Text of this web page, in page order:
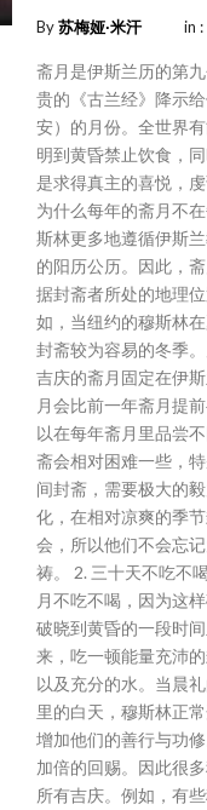
By苏梅娅∙米汗 in :
斋月是伊斯兰历的第
贵的《古兰经》降示
安）的月份。全世界
明到黄昏禁止饮食，
是求得真主的喜悦，
为什么每年的斋月不
斯林更多地遵循伊斯
的阳历公历。因此，
据封斋者所处的地理
如，当纽约的穆斯林
封斋较为容易的冬季
吉庆的斋月固定在伊
月会比前一年斋月提
以在每年斋月里品尝
斋会相对困难一些，
间封斋，需要极大的
化，在相对凉爽的季
会，所以他们不会忘
祷。 2. 三十天不吃不
月不吃不喝，因为这
破晓到黄昏的一段时
来，吃一顿能量充沛
以及充分的水。当晨
里的白天，穆斯林正
增加他们的善行与功
加倍的回赐。因此很
所有吉庆。例如，有